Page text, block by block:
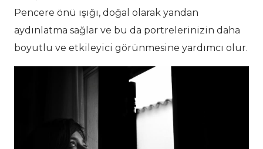
Pencere önü ışığı, doğal olarak yandan
aydınlatma sağlar ve bu da portrelerinizin daha
boyutlu ve etkileyici görünmesine yardımcı olur.